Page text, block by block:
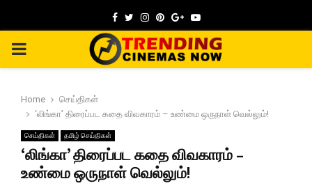
Facebook
TwitterInstagram
Pinterest
GoogleYoutube
PRIMARY
Home
செய்திகள்
‘லிங்கா’ திரைப்பட கதை விவகாரம் – உண்மை ஒருநாள் வெல்லும்!
செய்திகள் தமிழ் செய்திகள்
‘லிங்கா’ திரைப்பட கதை விவகாரம் –
உண்மை ஒருநாள் வெல்லும்!